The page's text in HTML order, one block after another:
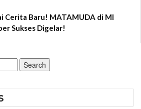
Cerita Baru! MATAMUDA di MI
Sukses Digelar!